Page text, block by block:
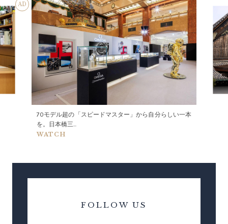
AD
70モデル超の「スピードマスター」から自分らしい一本
を。日本橋三...
WATCH
FOLLOW US